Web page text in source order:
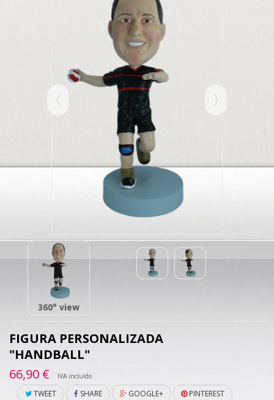
360° view
FIGURA PERSONALIZADA
"HANDBALL"
66,90 €
IVA incluído
TWEET SHARE GOOGLE+ PINTEREST